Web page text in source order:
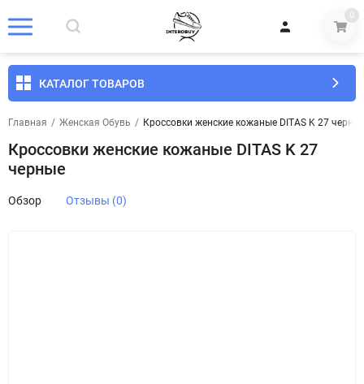
0
КАТАЛОГ ТОВАРОВ
Главная / Женская Обувь / Кроссовки женские кожаные DITAS K 27
Кроссовки женские кожаные DITAS K 27
черные
Обзор Отзывы (0)